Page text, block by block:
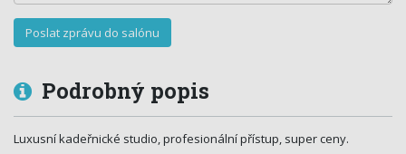
Podrobný popis
Luxusní kadeřnické studio, profesionální přístup, super ceny.